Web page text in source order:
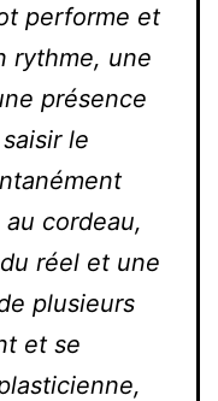
performe et
rythme, une
présence
le
cordeau,
réel et une
plusieurs
et se